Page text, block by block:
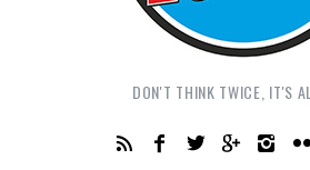
DON'T THINK TWICE, IT'S